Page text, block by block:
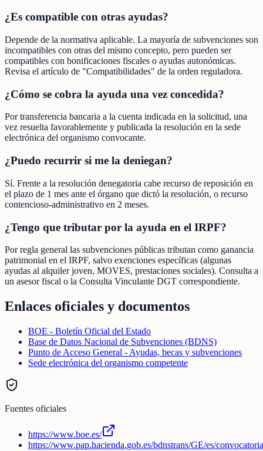
¿Es compatible con otras ayudas?
Depende de la normativa aplicable. La mayoría de subvenciones son
incompatibles con otras del mismo concepto, pero pueden ser
compatibles con bonificaciones fiscales o ayudas autonómicas.
Revisa el artículo de "Compatibilidades" de la orden reguladora.
¿Cómo se cobra la ayuda una vez concedida?
Por transferencia bancaria a la cuenta indicada en la solicitud, una
vez resuelta favorablemente y publicada la resolución en la sede
electrónica del organismo convocante.
¿Puedo recurrir si me la deniegan?
Sí. Frente a la resolución denegatoria cabe recurso de reposición en
el plazo de 1 mes ante el órgano que dictó la resolución, o recurso
contencioso-administrativo en 2 meses.
¿Tengo que tributar por la ayuda en el IRPF?
Por regla general las subvenciones públicas tributan como ganancia
patrimonial en el IRPF, salvo exenciones específicas (algunas
ayudas al alquiler joven, MOVES, prestaciones sociales). Consulta a
un asesor fiscal o la Consulta Vinculante DGT correspondiente.
Enlaces oficiales y documentos
BOE - Boletín Oficial del Estado
Base de Datos Nacional de Subvenciones (BDNS)
Punto de Acceso General - Ayudas, becas y subvenciones
Sede electrónica del organismo competente
Fuentes oficiales
https://www.boe.es/
https://www.pap.hacienda.gob.es/bdnstrans/GE/es/